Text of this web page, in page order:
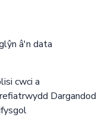
â'n data
cwci a
Dargandod